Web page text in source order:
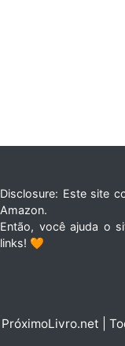
Disclosure: Este site
Amazon.
Então, você ajuda o
links! 🧡
PróximoLivro.net |